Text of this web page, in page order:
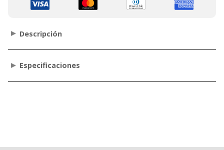
Descripción
Especificaciones